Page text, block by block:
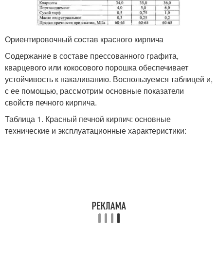
Ориентировочный состав красного кирпича
Содержание в составе прессованного графита,
кварцевого или кокосового порошка обеспечивает
устойчивость к накаливанию. Воспользуемся таблицей и,
с ее помощью, рассмотрим основные показатели
свойств печного кирпича.
Таблица 1. Красный печной кирпич: основные
технические и эксплуатационные характеристики: